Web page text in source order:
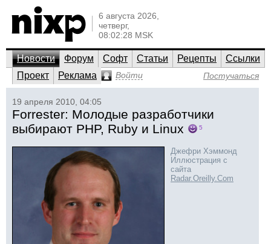
6 августа 2026,
четверг,
08:02:28 MSK
Новости Форум Софт Статьи Рецепты
Ссылки
Проект
Реклама Войти Постучаться
19 апреля 2010, 04:05
Forrester: Молодые разработчики
выбирают PHP, Ruby и Linux
5
Джефри Хэммонд
Иллюстрация с
сайта
Radar.Oreilly.Com